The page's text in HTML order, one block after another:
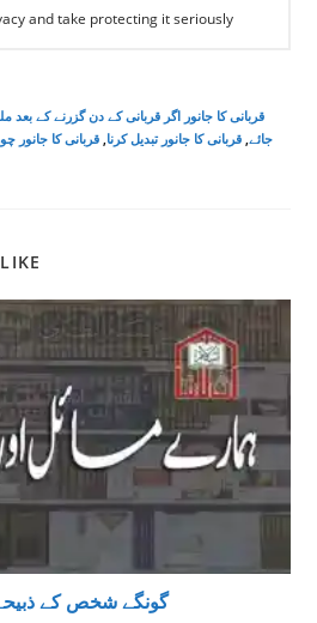
and take protecting it seriously
قربانی کا جانور اگر قربانی کے دن گزرنے کے بعد
جائے قربانی کا جانور تبدیل کرنا قربانی کا جانور
گونگے شخص کے